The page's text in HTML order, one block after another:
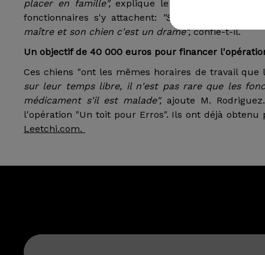
placer en famille",explique le major-chef de
fonctionnaires s'y attachent:
"Séparer deux
maître et son chien c'est un drame",confie-t-il.
Un objectif de 40 000 euros pour financer
Ces chiens "ont les mêmes horaires de travail
sur leur temps libre, il n'est pas rare que les
médicament s'il est malade",ajoute M.
l'opération "Un toit pour Erros". Ils ont déjà obtenu
Leetchi.com.